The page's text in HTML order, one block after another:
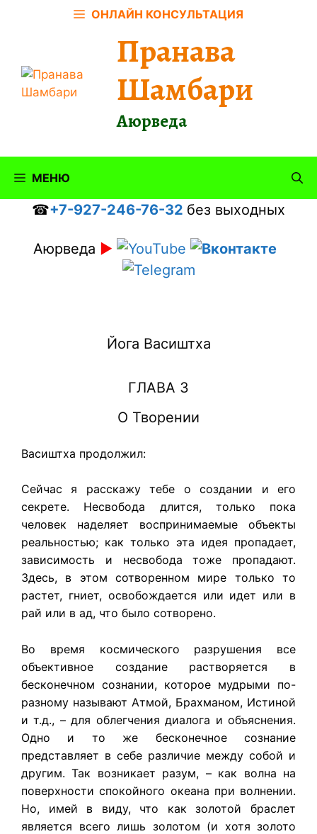
ОНЛАЙН КОНСУЛЬТАЦИЯ
Пранава
Шамбари
Аюрведа
МЕНЮ
☎+7-927-246-76-32 без выходных
Аюрведа ►
Йога Васиштха
ГЛАВА 3
О Творении
Васиштха продолжил:
Сейчас я расскажу тебе о создании и его
секрете. Несвобода длится, только пока
человек наделяет воспринимаемые объекты
реальностью; как только эта идея пропадает,
зависимость и несвобода тоже пропадают.
Здесь, в этом сотворенном мире только то
растет, гниет, освобождается или идет или в
рай или в ад, что было сотворено.
Во время космического разрушения все
объективное создание растворяется в
бесконечном сознании, которое мудрыми по-
разному называют Атмой, Брахманом, Истиной
и т.д., – для облегчения диалога и объяснения.
Одно и то же бесконечное сознание
представляет в себе различие между собой и
другим. Так возникает разум, – как волна на
поверхности спокойного океана при волнении.
Но, имей в виду, что как золотой браслет
является всего лишь золотом (и хотя золото